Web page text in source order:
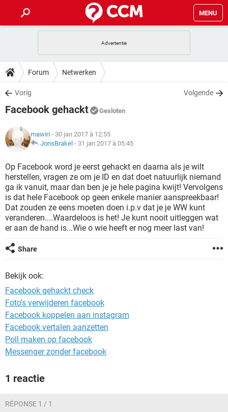
MENU
INSTAGRAM
NETFLIX
GRATIS SNAPCHAT
TIKTOK
HOW-TO
VIDEOBELLEN
GRATIS
DOWNLOADS
VIDEOBELLEN GAMES
INSTAGRAM
NETFLIX CORONAVIRUS
GRATIS SNAPCHAT
TIKTOK
VIDEOBELLEN
NETFLIX CORONAVIRUS
GRATIS SNAPCHAT
TIKTOK
ARTIKELEN
VIDEOBELLEN GAMES
INSTAGRAM WINDOWS 10
NETFLIX CORONAVIRUS
GRATIS SNAPCHAT
TIKTOK
Forum Netwerken
Vorig Volgende
Facebook gehackt Gesloten
mawiri - 30 jan 2017 à 12:55
JorisBrakel - 31 jan 2017 à 05:45
Op Facebook word je eerst gehackt en daarna als je wilt
herstellen, vragen ze om je ID en dat doet natuurlijk niemand
ga ik vanuit, maar dan ben je je hele pagina kwijt! Vervolgens
is dat hele Facebook op geen enkele manier aanspreekbaar!
Dat zouden ze eens moeten doen i.p.v dat je je WW kunt
veranderen....Waardeloos is het! Je kunt nooit uitleggen wat
er aan de hand is...Wie o wie heeft er nog meer last van!
Share
Bekijk ook:
Facebook gehackt check
Foto's verwijderen facebook
Facebook koppelen aan instagram
Facebook vertalen aanzetten
Poll maken op facebook
Messenger zonder facebook
1 reactie
RÉPONSE 1 / 1